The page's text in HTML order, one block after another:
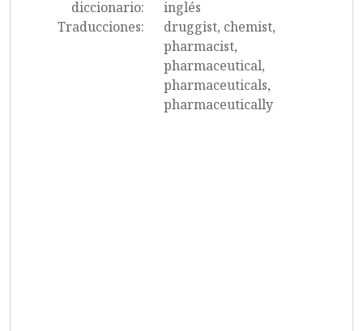
diccionario:
inglés
Traducciones:
druggist, chemist,
pharmacist,
pharmaceutical,
pharmaceuticals,
pharmaceutically